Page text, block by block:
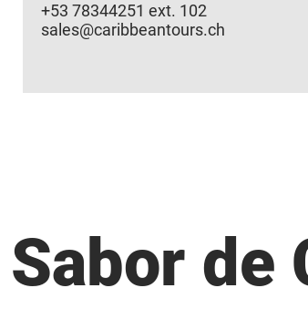
+53 78344251 ext. 102
sales@caribbeantours.ch
Sabor de